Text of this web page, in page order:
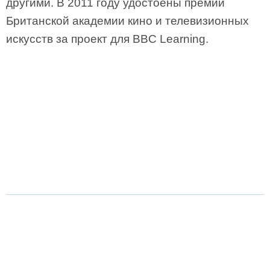
другими. В 2011 году удостоены премии
Британской академии кино и телевизионных
искусств за проект для BBC Learning.